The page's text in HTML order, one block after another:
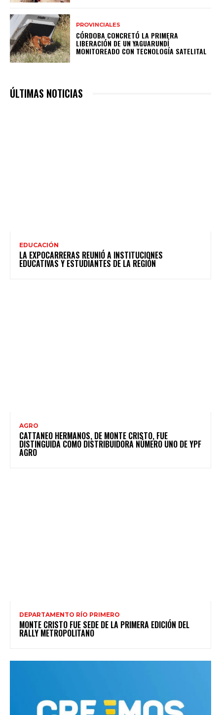
PROVINCIALES
CÓRDOBA CONCRETÓ LA PRIMERA
LIBERACIÓN DE UN YAGUARUNDÍ
MONITOREADO CON TECNOLOGÍA SATELITAL
ÚLTIMAS NOTICIAS
EDUCACIÓN
LA EXPOCARRERAS REUNIÓ A INSTITUCIONES
EDUCATIVAS Y ESTUDIANTES DE LA REGIÓN
AGRO
CATTANEO HERMANOS, DE MONTE CRISTO, FUE
DISTINGUIDA COMO DISTRIBUIDORA NÚMERO UNO DE YPF
AGRO
DEPARTAMENTO RÍO PRIMERO
MONTE CRISTO FUE SEDE DE LA PRIMERA EDICIÓN DEL
RALLY METROPOLITANO